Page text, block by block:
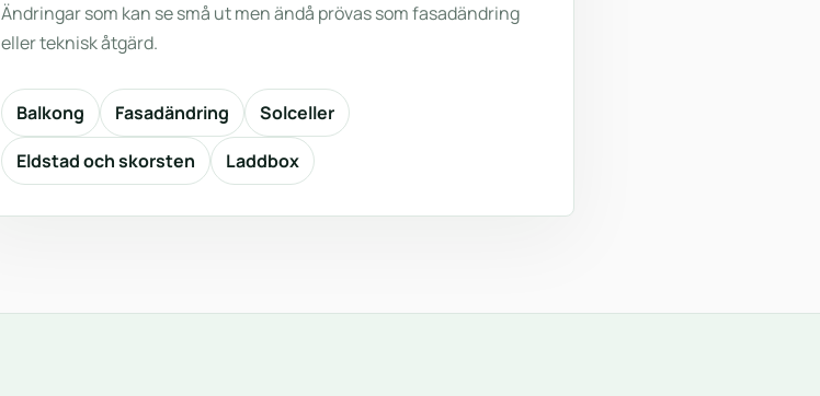
Ändringar som kan se små ut men ändå prövas som fasadändring
eller teknisk åtgärd.
Balkong Fasadändring
Solceller
Eldstad och skorsten
Laddbox